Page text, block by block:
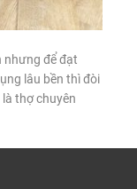
nhưng để đạt
lâu bền thì đòi
thợ chuyên
lắp đặt chuẩn